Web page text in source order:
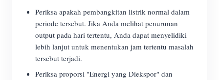
Periksa apakah pembangkitan listrik normal dalam
periode tersebut. Jika Anda melihat penurunan
output pada hari tertentu, Anda dapat menyelidiki
lebih lanjut untuk menentukan jam tertentu masalah
tersebut terjadi.
Periksa proporsi "Energi yang Diekspor" dan